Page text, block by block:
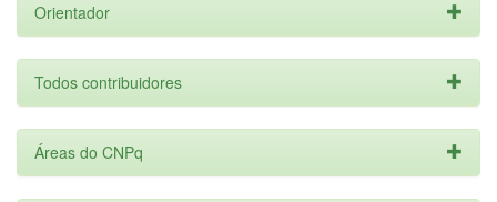
Orientador
Todos contribuidores
Áreas do CNPq